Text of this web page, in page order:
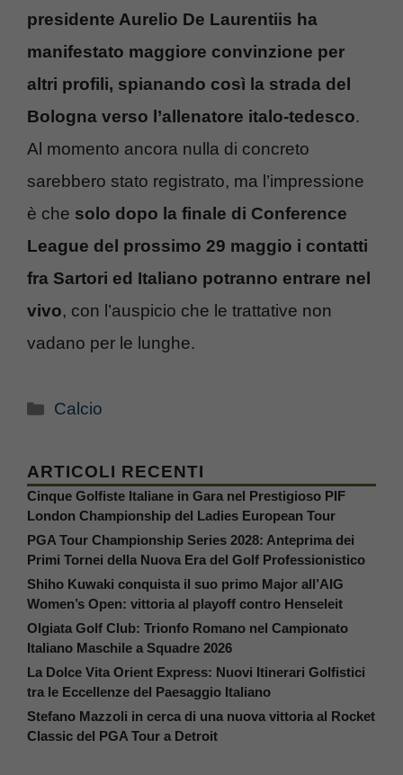
presidente Aurelio De Laurentiis ha
manifestato maggiore convinzione per
altri profili, spianando così la strada del
Bologna verso l’allenatore italo-tedesco.
Al momento ancora nulla di concreto
sarebbero stato registrato, ma l’impressione
è che solo dopo la finale di Conference
League del prossimo 29 maggio i contatti
fra Sartori ed Italiano potranno entrare nel
vivo, con l’auspicio che le trattative non
vadano per le lunghe.
Categorie
Calcio
ARTICOLI RECENTI
Cinque Golfiste Italiane in Gara nel Prestigioso PIF
London Championship del Ladies European Tour
PGA Tour Championship Series 2028: Anteprima dei
Primi Tornei della Nuova Era del Golf Professionistico
Shiho Kuwaki conquista il suo primo Major all’AIG
Women’s Open: vittoria al playoff contro Henseleit
Olgiata Golf Club: Trionfo Romano nel Campionato
Italiano Maschile a Squadre 2026
La Dolce Vita Orient Express: Nuovi Itinerari Golfistici
tra le Eccellenze del Paesaggio Italiano
Stefano Mazzoli in cerca di una nuova vittoria al Rocket
Classic del PGA Tour a Detroit